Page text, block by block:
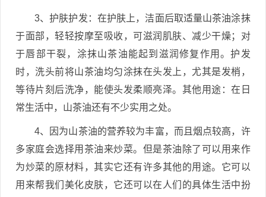
3、护肤护发：在护肤上，洁面后取适量山茶油涂抹
于面部，轻轻按摩至吸收，可滋润肌肤、减少干燥；对
于唇部干裂，涂抹山茶油能起到滋润修复作用。护发
时，洗头前将山茶油均匀涂抹在头发上，尤其是发梢，
等待片刻后洗净，能使头发柔顺亮泽。其他用途：在日
常生活中，山茶油还有不少实用之处。
4、因为山茶油的营养较为丰富，而且烟点较高，许
多家庭会选择用茶油来炒菜。但是茶油除了可以用来作
为炒菜的原材料，其实它还有许多其他的用途。它可以
用来帮我们美化皮肤，它还可以在人们的具体生活中扮